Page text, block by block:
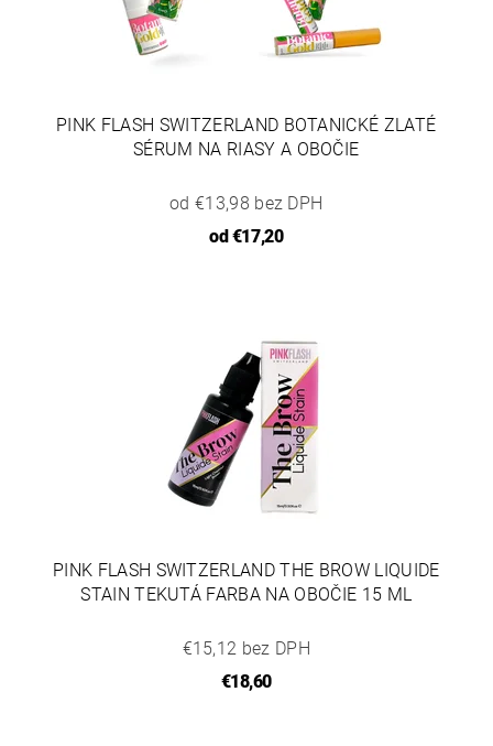
PINK FLASH SWITZERLAND BOTANICKÉ ZLATÉ
SÉRUM NA RIASY A OBOČIE
od €13,98 bez DPH
od€17,20
PINK FLASH SWITZERLAND THE BROW LIQUIDE
STAIN TEKUTÁ FARBA NA OBOČIE 15 ML
€15,12 bez DPH
€18,60